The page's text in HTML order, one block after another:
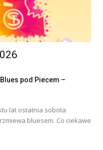
pod Piecem –
lat ostatnia sobota
bluesem. Co ciekawe